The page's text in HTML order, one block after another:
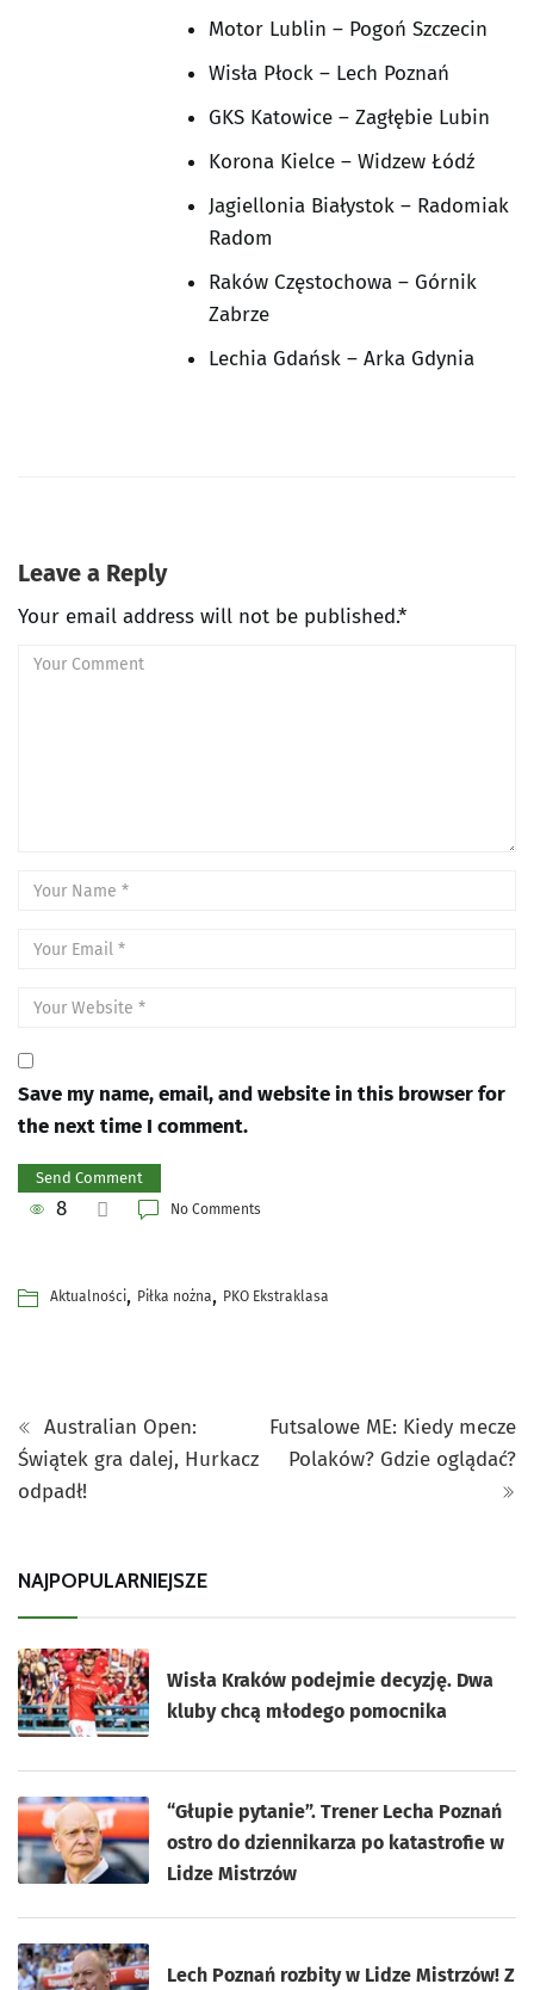
Motor Lublin – Pogoń Szczecin
Wisła Płock – Lech Poznań
GKS Katowice – Zagłębie Lubin
Korona Kielce – Widzew Łódź
Jagiellonia Białystok – Radomiak
Radom
Raków Częstochowa – Górnik
Zabrze
Lechia Gdańsk – Arka Gdynia
Leave a Reply
Your email address will not be published.*
Save my name, email, and website in this browser for
the next time I comment.
8 No Comments
Aktualności, Piłka nożna, PKO Ekstraklasa
Australian Open:
Świątek gra dalej, Hurkacz
odpadł!
Futsalowe ME: Kiedy mecze
Polaków? Gdzie oglądać?
NAJPOPULARNIEJSZE
Wisła Kraków podejmie decyzję. Dwa
kluby chcą młodego pomocnika
“Głupie pytanie”. Trener Lecha Poznań
ostro do dziennikarza po katastrofie w
Lidze Mistrzów
Lech Poznań rozbity w Lidze Mistrzów! Z